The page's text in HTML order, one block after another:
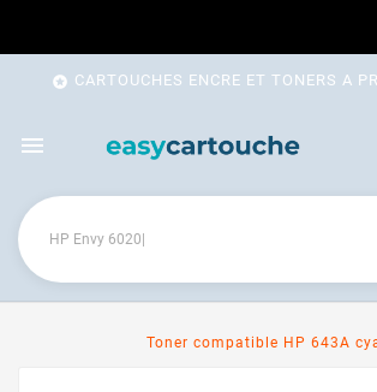
 CARTOUCHES ENCRE ET TONERS A

Toner compatible HP 643A